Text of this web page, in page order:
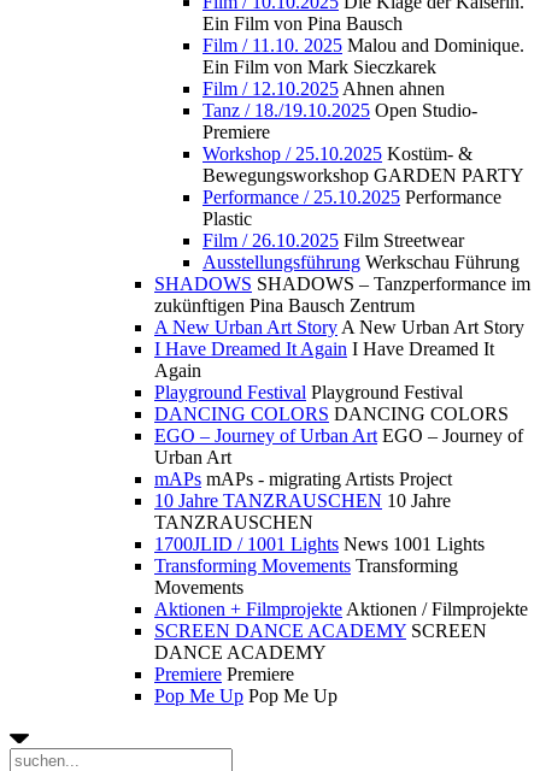
Ein Film von Pina Bausch
Film / 11.10. 2025 Malou and Dominique.
Ein Film von Mark Sieczkarek
Film / 12.10.2025 Ahnen ahnen
Tanz / 18./19.10.2025 Open Studio-
Premiere
Workshop / 25.10.2025 Kostüm- &
Bewegungsworkshop GARDEN PARTY
Performance / 25.10.2025 Performance
Plastic
Film / 26.10.2025 Film Streetwear
Ausstellungsführung Werkschau Führung
SHADOWS SHADOWS – Tanzperformance im
zukünftigen Pina Bausch Zentrum
A New Urban Art Story A New Urban Art Story
I Have Dreamed It Again I Have Dreamed It
Again
Playground Festival Playground Festival
DANCING COLORS DANCING COLORS
EGO – Journey of Urban Art EGO – Journey of
Urban Art
mAPs mAPs - migrating Artists Project
10 Jahre TANZRAUSCHEN 10 Jahre
TANZRAUSCHEN
1700JLID / 1001 Lights News 1001 Lights
Transforming Movements Transforming
Movements
Aktionen + Filmprojekte Aktionen / Filmprojekte
SCREEN DANCE ACADEMY SCREEN
DANCE ACADEMY
Premiere Premiere
Pop Me Up Pop Me Up